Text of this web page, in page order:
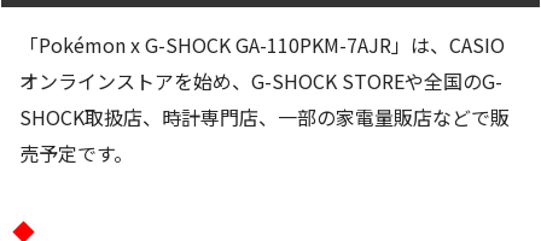
「Pokémon x G-SHOCK GA-110PKM-7AJR」は、CASIO
オンラインストアを始め、G-SHOCK STOREや全国のG-
SHOCK取扱店、時計専門店、一部の家電量販店などで販
売予定です。